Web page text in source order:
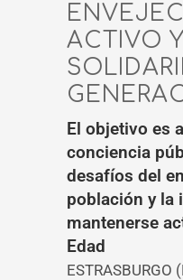
ACTIVO
El objetivo es
conciencia
desafíos del
población y la
mantenerse
Edad
ESTRASBURGO